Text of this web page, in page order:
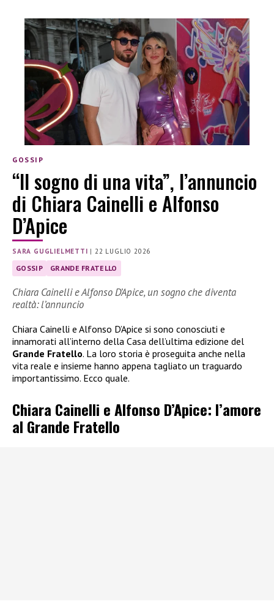
GOSSIP
“Il sogno di una vita”, l’annuncio
di Chiara Cainelli e Alfonso
D’Apice
SARA GUGLIELMETTI | 22 LUGLIO 2026
GOSSIP GRANDE FRATELLO
Chiara Cainelli e Alfonso D’Apice, un sogno che diventa
realtà: l’annuncio
Chiara Cainelli e Alfonso D’Apice si sono conosciuti e
innamorati all’interno della Casa dell’ultima edizione del
Grande Fratello. La loro storia è proseguita anche nella
vita reale e insieme hanno appena tagliato un traguardo
importantissimo. Ecco quale.
Chiara Cainelli e Alfonso D’Apice: l’amore
al Grande Fratello